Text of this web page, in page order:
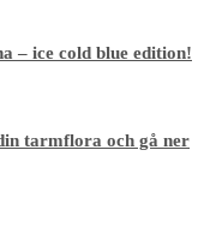
– ice cold blue edition!
tarmflora och gå ner